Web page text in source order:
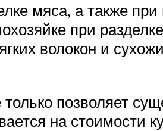
мяса, а также
при
волокон и
позволяет
на стоимости